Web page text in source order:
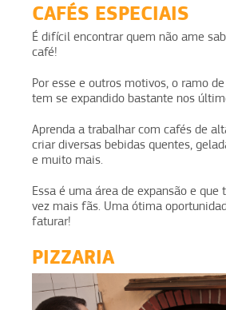
CAFÉS ESPECIAIS
É difícil encontrar quem não ame
café!
Por esse e outros motivos, o ramo
tem se expandido bastante nos
Aprenda a trabalhar com cafés de
criar diversas bebidas quentes,
e muito mais.
Essa é uma área de expansão e que
vez mais fãs. Uma ótima
faturar!
PIZZARIA